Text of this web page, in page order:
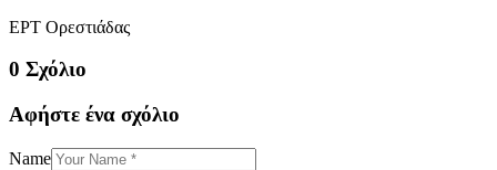
ΕΡΤ Ορεστιάδας
0 Σχόλιο
Αφήστε ένα σχόλιο
Name